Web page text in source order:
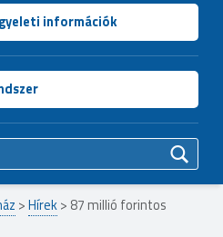
információk
>Hírek> 87 millió forintos